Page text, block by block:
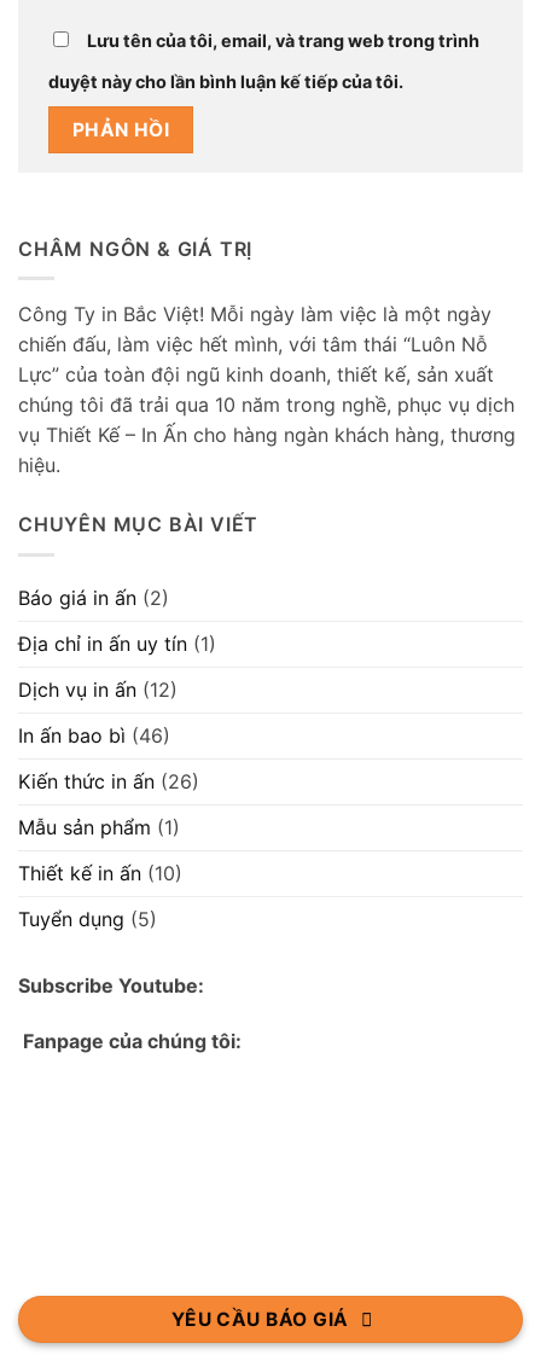
Lưu tên của tôi, email, và trang web trong trình
duyệt này cho lần bình luận kế tiếp của tôi.
CHÂM NGÔN & GIÁ TRỊ
Công Ty in Bắc Việt! Mỗi ngày làm việc là một ngày
chiến đấu, làm việc hết mình, với tâm thái “Luôn Nỗ
Lực” của toàn đội ngũ kinh doanh, thiết kế, sản xuất
chúng tôi đã trải qua 10 năm trong nghề, phục vụ dịch
vụ Thiết Kế – In Ấn cho hàng ngàn khách hàng, thương
hiệu.
CHUYÊN MỤC BÀI VIẾT
Báo giá in ấn (2)
Địa chỉ in ấn uy tín (1)
Dịch vụ in ấn (12)
In ấn bao bì (46)
Kiến thức in ấn (26)
Mẫu sản phẩm (1)
Thiết kế in ấn (10)
Tuyển dụng (5)
Subscribe Youtube:
Fanpage của chúng tôi:
YÊU CẦU BÁO GIÁ